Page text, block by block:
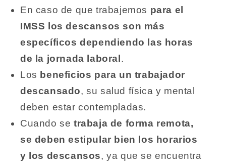
En caso de que trabajemos para el
IMSS los descansos son más
específicos dependiendo las horas
de la jornada laboral .
Los beneficios para un trabajador
descansado, su salud física y mental
deben estar contempladas.
Cuando se trabaja de forma remota,
se deben estipular bien los horarios
y los descansos, ya que se encuentra